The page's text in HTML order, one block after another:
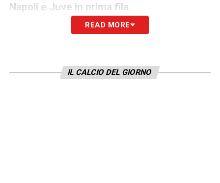
Napoli e Juve in prima fila
Come riportato daTuttosport, per
soprattutto è giàin casa: si tratta di
READ MORE
IL CALCIO DEL GIORNO